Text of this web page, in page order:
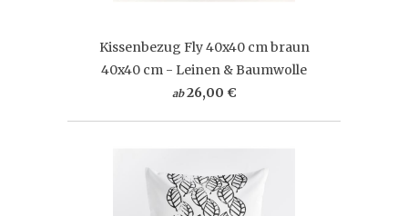
Kissenbezug Fly 40x40 cm braun
40x40 cm - Leinen & Baumwolle
ab 26,00 €